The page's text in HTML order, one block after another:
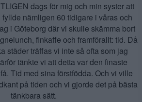
dags för mig och min syster att
nämligen 60 tidigare i våras och
i Göteborg där vi skulle skämma bort
finkaffe och framförallt: tid. Då
städer träffas vi inte så ofta som jag
tänkte vi att detta var den finaste
Tid med sina förstfödda. Och vi ville
på tiden och vi gjorde det på bästa
tänkbara sätt.